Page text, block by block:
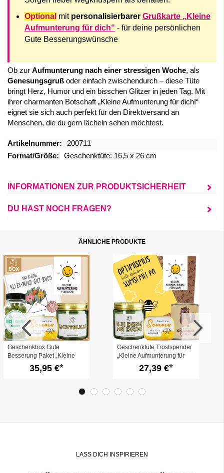
Optional mit personalisierbarer Grußkarte „Kleine
Aufmunterung für dich“ - für deine persönlichen
Gute Besserungswünsche
Ob zur Aufmunterung nach einer stressigen Woche, als
Genesungsgruß oder einfach zwischendurch – diese Tüte
bringt Herz, Humor und ein bisschen Glitzer in jeden Tag. Mit
ihrer charmanten Botschaft „Kleine Aufmunterung für dich!“
eignet sie sich auch perfekt für den Direktversand an
Menschen, die du gern lächeln sehen möchtest.
Mehr
Informationen
200711
Geschenktüte: 16,5 x 26 cm
INFORMATIONEN ZUR PRODUKTSICHERHEIT
DU HAST NOCH FRAGEN?
ÄHNLICHE PRODUKTE
Geschenkbox Gute
Besserung Paket „Kleine
Aufmunterung für dich“ (Set
35,95 €
Geschenktüte Trostspender
„Kleine Aufmunterung für
dich“ (Set 15)27,39 €
LASS DICH INSPIRIEREN